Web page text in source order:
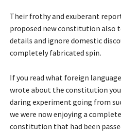
Their frothy and exuberant
proposed new constitution also
details and ignore domestic
completely fabricated spin.
If you read what foreign
wrote about the constitution
daring experiment going from
we were now enjoying a
constitution that had been